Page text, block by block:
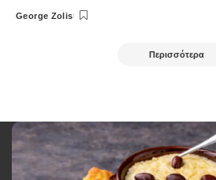
Posted
George Zolis
Περισσότερα